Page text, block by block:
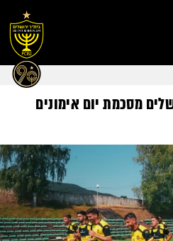
מסכמת יום אימונים